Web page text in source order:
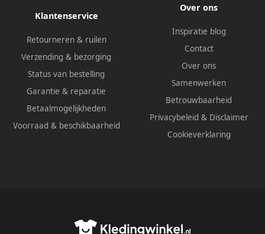
Klantenservice
Retourneren & ruilen
Verzending & bezorging
Status van bestelling
Garantie & reparatie
Betaalmogelijkheden
Voorraad & beschikbaarheid
Over ons
Inspiratie blog
Contact
Over ons
Samenwerken
Betrouwbaarheid
Privacybeleid & Disclaimer
Cookieverklaring